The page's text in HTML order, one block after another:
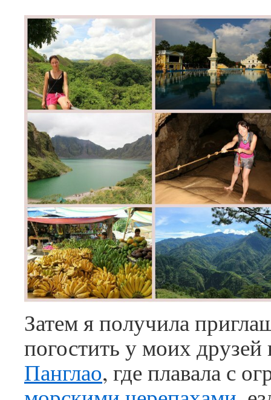
Затем я получила
погостить у моих
Панглао, где плавала с